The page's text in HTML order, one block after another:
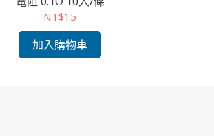
NT$15
加入購物車